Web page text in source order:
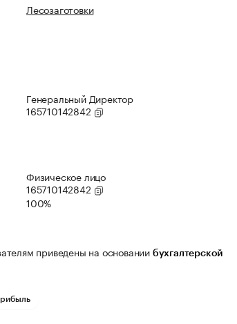
Лесозаготовки
Генеральный Директор
165710142842
Физическое лицо
165710142842
100%
приведены на основании бухгалтерской